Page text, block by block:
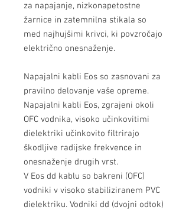
za napajanje, nizkonapetostne
žarnice in zatemnilna stikala so
med najhujšimi krivci, ki povzročajo
električno onesnaženje.
Napajalni kabli Eos so zasnovani za
pravilno delovanje vaše opreme.
Napajalni kabli Eos, zgrajeni okoli
OFC vodnika, visoko učinkovitimi
dielektriki učinkovito filtrirajo
škodljive radijske frekvence in
onesnaženje drugih vrst.
V Eos dd kablu so bakreni (OFC)
vodniki v visoko stabiliziranem PVC
dielektriku. Vodniki dd (dvojni odtok)